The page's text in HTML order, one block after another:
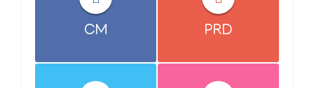
CM PRD